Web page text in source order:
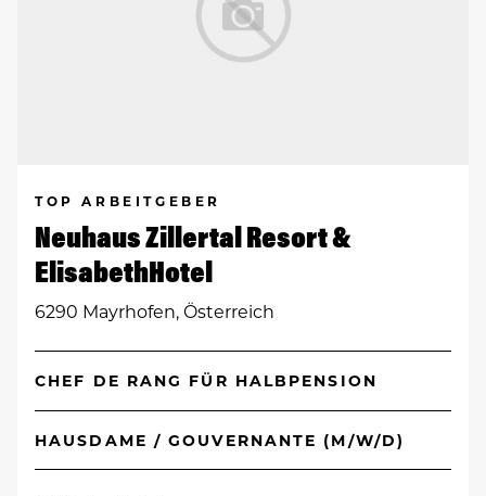
TOP ARBEITGEBER
Neuhaus Zillertal Resort &
ElisabethHotel
6290 Mayrhofen, Österreich
CHEF DE RANG FÜR HALBPENSION
HAUSDAME / GOUVERNANTE (M/W/D)